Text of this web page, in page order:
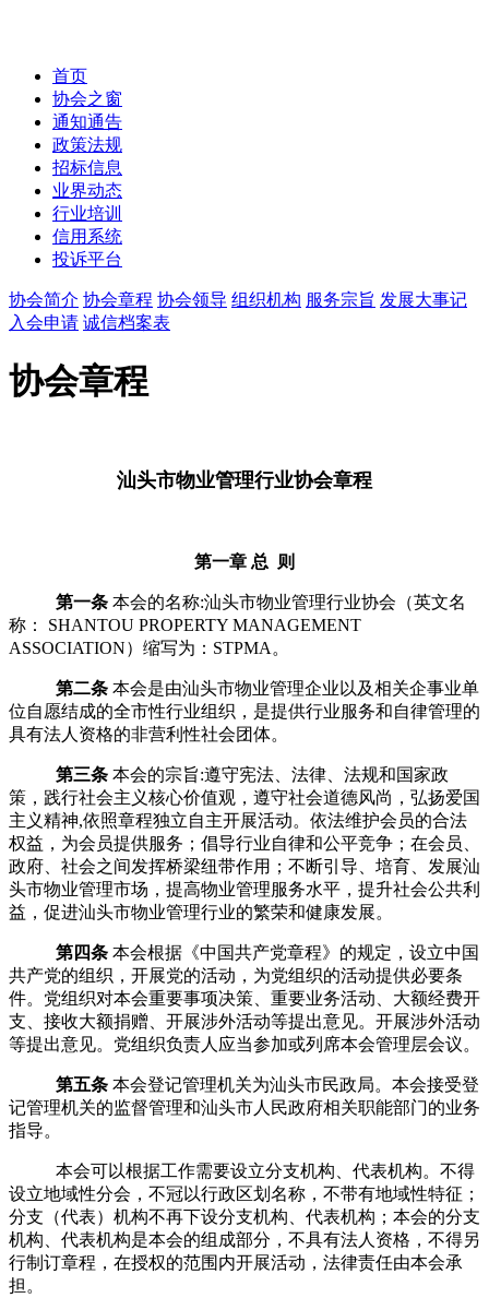
首页
协会之窗
通知通告
政策法规
招标信息
业界动态
行业培训
信用系统
投诉平台
协会简介 协会章程 协会领导 组织机构 服务宗旨 发展大事记
入会申请 诚信档案表
协会章程
汕头市物业管理行业协会章程
第一章 总 则
第一条 本会的名称:汕头市物业管理行业协会（英文名
称：
SHANTOU PROPERTY MANAGEMENT
ASSOCIATION）缩写为： STPMA 。
第二条 本会是由汕头市物业管理企业以及相关企事业单
位自愿结成的全市性行业组织，是提供行业服务和自律管理的
具有法人资格的非营利性社会团体。
第三条本会的宗旨:遵守宪法、法律、法规和国家政
策，践行社会主义核心价值观，遵守社会道德风尚， 弘扬爱国
主义精神,依照章程独立自主开展活动。依法维护会员的合法
权益，为会员提供服务；倡导行业自律和公平竞争；在会员、
政府、社会之间发挥桥梁纽带作用；不断引导、培育、发展汕
头市物业管理市场，提高物业管理服务水平，提升社会公共利
益，促进汕头市物业管理行业的繁荣和健康发展。
第四条本会根据《中国共产党章程》的规定，设立中国
共产党的组织，开展党的活动，为党组织的活动提供必要条
件。党组织对本会重要事项决策、重要业务活动、大额经费开
支、接收大额捐赠、开展涉外活动等提出意见。开展涉外活动
等提出意见。党组织负责人应当参加或列席本会管理层会议。
第五条 本会登记管理机关为汕头市民政局。本会接受登
记管理机关的监督管理和汕头市人民政府相关职能部门的业务
指导。
本会可以根据工作需要设立分支机构、代表机构。不得
设立地域性分会，不冠以行政区划名称，不带有地域性特征；
分支（代表）机构不再下设分支机构、代表机构；本会的分支
机构、代表机构是本会的组成部分，不具有法人资格，不得另
行制订章程，在授权的范围内开展活动，法律责任由本会承
担。